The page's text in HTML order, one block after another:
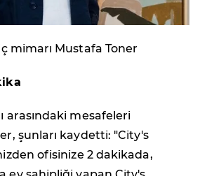
mimarı Mustafa Toner
arasındaki mesafeleri
şunları kaydetti: "City's
ofisinize 2 dakikada,